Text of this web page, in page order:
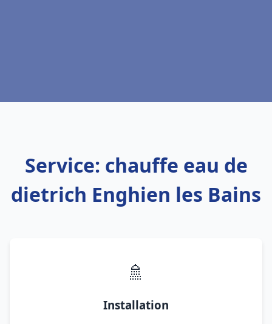
Service: chauffe eau de
dietrich Enghien les Bains
🚿
Installation